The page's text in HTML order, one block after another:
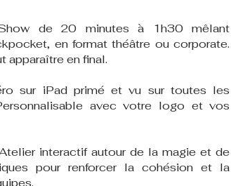
de 20 minutes à 1h30 mêlant
en format théâtre ou corporate.
apparaître en final.
sur iPad primé et vu sur toutes les
avec votre logo et vos
interactif autour de la magie et de
pour renforcer la cohésion et la